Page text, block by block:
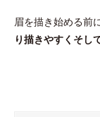
眉を描き始める前に
り描きやすくそし